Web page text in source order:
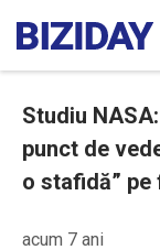
Studiu
punct de
o stafidă”
acum 7 ani